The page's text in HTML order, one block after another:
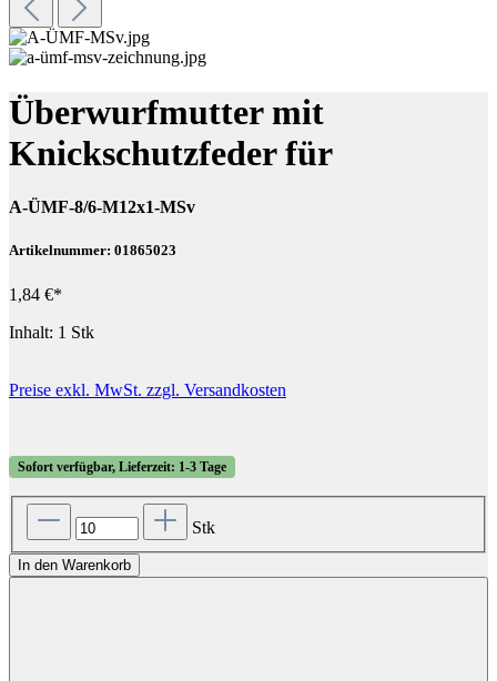
Überwurfmutter mit
Knickschutzfeder für
A-ÜMF-8/6-M12x1-MSv
Artikelnummer: 01865023
1,84 €*
Inhalt: 1 Stk
Preise exkl. MwSt. zzgl. Versandkosten
Sofort verfügbar, Lieferzeit: 1-3 Tage
Stk
In den Warenkorb